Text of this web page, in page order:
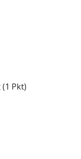
Pkt)